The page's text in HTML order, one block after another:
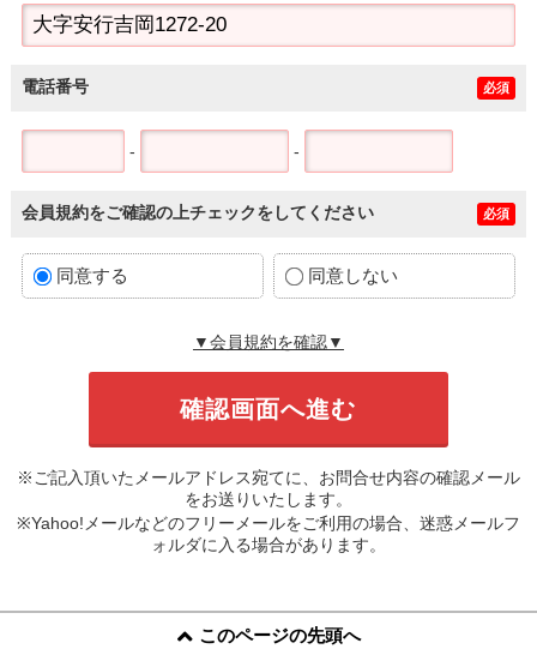
電話番号 必須
- -
会員規約をご確認の上チェックをしてください 必須
同意する 同意しない
▼会員規約を確認▼
※ご記入頂いたメールアドレス宛てに、お問合せ内容の確認メール
をお送りいたします。
※Yahoo!メールなどのフリーメールをご利用の場合、迷惑メールフ
ォルダに入る場合があります。
このページの先頭へ